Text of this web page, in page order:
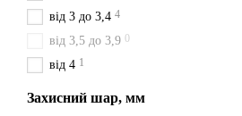
від 3 до 3,4 4
від 3,5 до 3,9 0
від 4 1
Захисний шар, мм